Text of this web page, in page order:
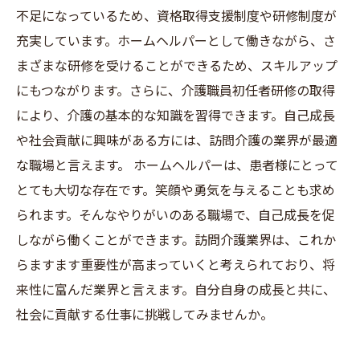
不足になっているため、資格取得支援制度や研修制度が
充実しています。ホームヘルパーとして働きながら、さ
まざまな研修を受けることができるため、スキルアップ
にもつながります。さらに、介護職員初任者研修の取得
により、介護の基本的な知識を習得できます。自己成長
や社会貢献に興味がある方には、訪問介護の業界が最適
な職場と言えます。 ホームヘルパーは、患者様にとって
とても大切な存在です。笑顔や勇気を与えることも求め
られます。そんなやりがいのある職場で、自己成長を促
しながら働くことができます。訪問介護業界は、これか
らますます重要性が高まっていくと考えられており、将
来性に富んだ業界と言えます。自分自身の成長と共に、
社会に貢献する仕事に挑戦してみませんか。